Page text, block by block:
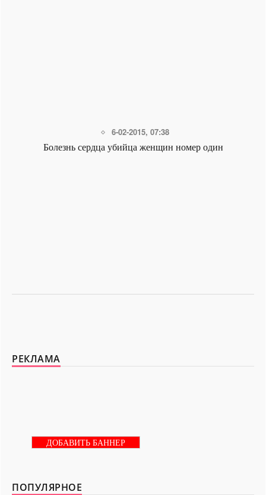
6-02-2015, 07:38
Болезнь сердца убийца женщин номер один
РЕКЛАМА
ДОБАВИТЬ БАННЕР
ПОПУЛЯРНОЕ